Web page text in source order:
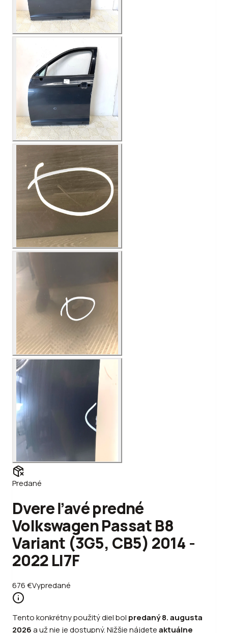
Predané
Dvere ľavé predné
Volkswagen Passat B8
Variant (3G5, CB5) 2014 -
2022 LI7F
676€Vypredané
Tento konkrétny použitý diel bol predaný8. augusta
2026a už nie je dostupný. Nižšie nájdeteaktuálne